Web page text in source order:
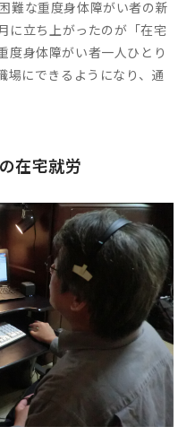
難な重度身体障がい者の新
に立ち上がったのが「在宅
度身体障がい者一人ひとり
場にできるようになり、通
在宅就労